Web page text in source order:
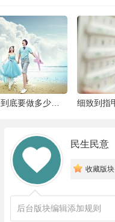
民生民意
收藏版块
后台版块编辑添加规则